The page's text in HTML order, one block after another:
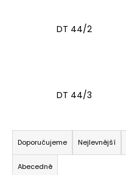
DT 44/2
DT 44/3
Ř
a
z
Doporučujeme Nejlevnější
Abecedně
e
t
e